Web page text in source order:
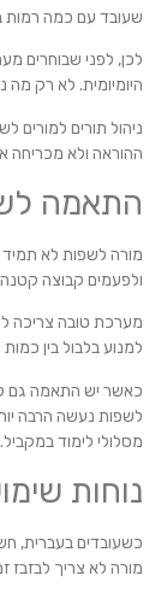
שעובד עם כמה רמות
לכן, לפני שבוחרים
היומיומית. לא רק
ניהול תורים למורים
ההוראה ולא מכריחה
התאמה
מורה לשפות לא
ולפעמים קבוצה
מערכת טובה צריכה
למנוע בלבול בין
כאשר יש התאמה גם
לשפות נעשה הרבה
מסלולי לימוד במקביל.
נוחות
כשעובדים בעברית,
מורה לא צריך לבזבז